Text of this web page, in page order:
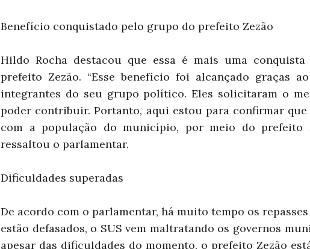
Benefício conquistado pelo grupo do prefeito Zezão
Hildo Rocha destacou que essa é mais uma
prefeito Zezão. “Esse benefício foi alcançado graças
integrantes do seu grupo político. Eles solicitaram o
poder contribuir. Portanto, aqui estou para confirmar
com a população do município, por meio do prefeito
ressaltou o parlamentar.
Dificuldades superadas
De acordo com o parlamentar, há muito tempo os
estão defasados, o SUS vem maltratando os governos
apesar das dificuldades do momento, o prefeito Zezão